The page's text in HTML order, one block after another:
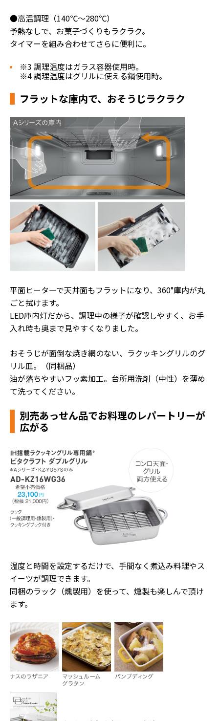
●高温調理（140℃～280℃）
予熱なしで、お菓子づくりもラクラク。
タイマーを組み合わせてさらに便利に。
※3 調理温度はガラス容器使用時。
※4 調理温度はグリルに使える鍋使用時。
フラットな庫内で、おそうじラクラク
平面ヒーターで天井面もフラットになり、360°庫内が丸
ごと拭けます。
LED庫内灯だから、調理中の様子が確認しやすく、お手
入れ時も奥まで見やすくなりました。
おそうじが面倒な焼き網のない、ラクッキングリルのグ
リル皿。（同梱品）
油が落ちやすいフッ素加工。台所用洗剤（中性）を薄め
て洗ってください。
別売あっせん品でお料理のレパートリーが
広がる
温度と時間を設定するだけで、手間なく煮込み料理やス
イーツが調理できます。
同梱のラック（燻製用）を使って、燻製も楽しんで頂け
ます。